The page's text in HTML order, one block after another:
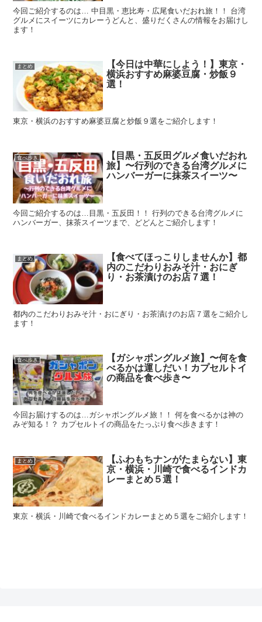
今回ご紹介するのは… 中目黒・恵比寿・広尾食いだおれ旅！！ 台湾
グルメにスイーツにカレーうどんと、盛りだくさんの情報をお届けし
ます！
まとめ
【今日は中華にしよう！】東京・
横浜おすすめ麻婆豆腐・炒飯９
選！
東京・横浜のおすすめ麻婆豆腐と炒飯９選をご紹介します！
食べ歩き
【目黒・五反田グルメ食いだおれ
旅】〜行列のできる台湾グルメに
ハンバーガーに抹茶スイーツ〜
今回ご紹介するのは…目黒・五反田！！ 行列のできる台湾グルメに
ハンバーガー、抹茶スイーツまで、どどんとご紹介します！
まとめ
【食べてほっこりしませんか】都
内のこだわりおみそ汁・おにぎ
り・お茶漬けのお店７選！
都内のこだわりおみそ汁・おにぎり・お茶漬けのお店７選をご紹介し
ます！
食べ歩き
【ガシャポングルメ旅】〜何を食
べるかは運しだい！カプセルトイ
の商品を食べ歩き〜
今回お届けするのは…ガシャポングルメ旅！！ 何を食べるかは神の
みぞ知る！？ カプセルトイの商品をたっぷり食べ歩きます！
まとめ
【ふわもちナンがたまらない】東
京・横浜・川崎で食べるインドカ
レーまとめ５選！
東京・横浜・川崎で食べるインドカレーまとめ５選をご紹介します！